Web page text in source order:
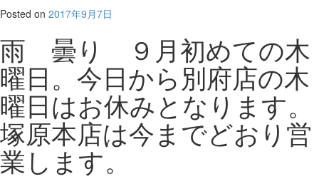
Posted on 2017年9月7日
雨 曇り ９月初めての木
曜日。今日から別府店の木
曜日はお休みとなります。
塚原本店は今までどおり営
業します。